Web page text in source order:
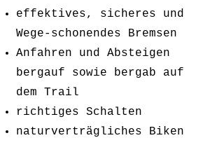
effektives, sicheres und
Wege-schonendes Bremsen
Anfahren und Absteigen
bergauf sowie bergab auf
dem Trail
richtiges Schalten
naturverträgliches Biken